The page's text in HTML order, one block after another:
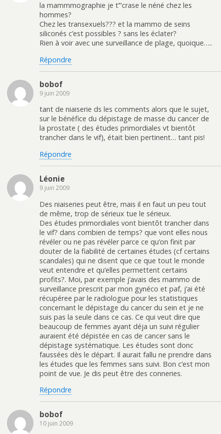
la mammmographie je t’”crase le néné chez les
hommes?
Chez les transexuels??? et la mammo de seins
siliconés c’est possibles ? sans les éclater?
Rien à voir avec une surveillance de plage, quoique…..
Répondre
bobof
9 juin 2009
tant de niaiserie ds les comments alors que le sujet,
sur le bénéfice du dépistage de masse du cancer de
la prostate ( des études primordiales vt bientôt
trancher dans le vif), était bien pertinent… tant pis!
Répondre
Léonie
9 juin 2009
Des niaiseries peut être, mais il en faut un peu tout
de même, trop de sérieux tue le sérieux.
Des études primordiales vont bientôt trancher dans
le vif? dans combien de temps? que vont elles nous
révéler ou ne pas révéler parce ce qu’on finit par
douter de la fiabilité de certaines études (cf certains
scandales) qui ne disent que ce que tout le monde
veut entendre et qu’elles permettent certains
profits?. Moi, par exemple j’avais des mammo de
surveillance prescrit par mon gynéco et paf, j’ai été
récupéree par le radiologue pour les statistiques
concernant le dépistage du cancer du sein et je ne
suis pas la seule dans ce cas. Ce qui veut dire que
beaucoup de femmes ayant déja un suivi régulier
auraient été dépistée en cas de cancer sans le
dépistage systématique. Les études sont donc
faussées dès le départ. Il aurait fallu ne prendre dans
les études que les femmes sans suivi. Bon c’est mon
point de vue. Je dis peut être des conneries.
Répondre
bobof
10 juin 2009